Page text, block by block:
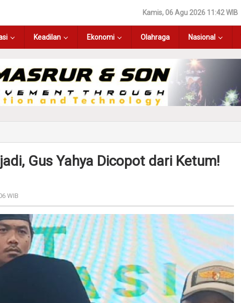
Kamis, 06 Agu 2026 11:42 WIB
Keadilan Ekonomi Olahraga Nasional
Gus Yahya Dicopot dari Ketum!
WIB